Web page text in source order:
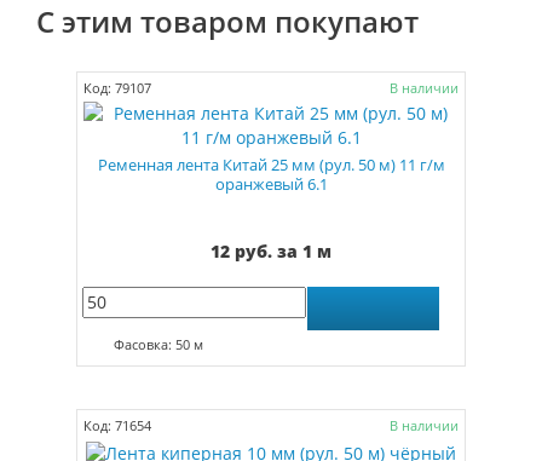
С этим товаром покупают
Код: 79107 В наличии
Ременная лента Китай 25 мм (рул. 50 м) 11 г/м
оранжевый 6.1
12 руб. за 1 м
Фасовка: 50 м
Код: 71654 В наличии